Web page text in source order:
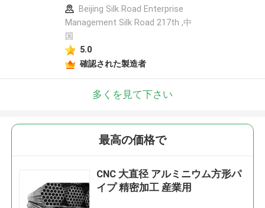
ル
Beijing Silk Road Enterprise
Management Silk Road 217th ,中
国
5.0
確認された製造者
多くを見て下さい
最高の価格で
CNC 大直径 アルミニウム方形パ
イプ 精密加工 産業用